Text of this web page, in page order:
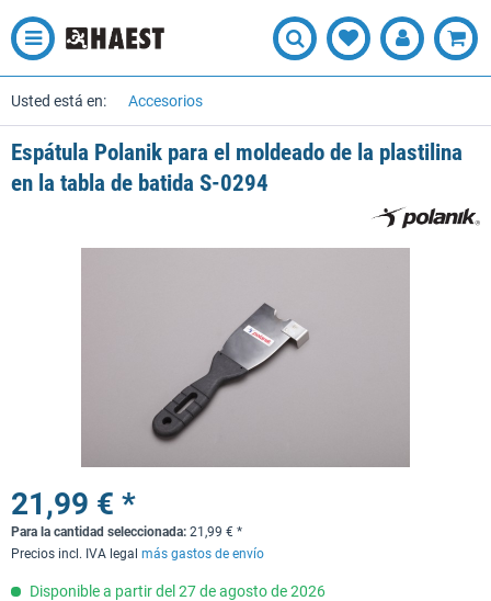
Usted está en: Accesorios
Espátula Polanik para el moldeado de la plastilina
en la tabla de batida S-0294
21,99 € *
Para la cantidad seleccionada: 21,99 € *
Precios incl. IVA legal más gastos de envío
Disponible a partir del 27 de agosto de 2026